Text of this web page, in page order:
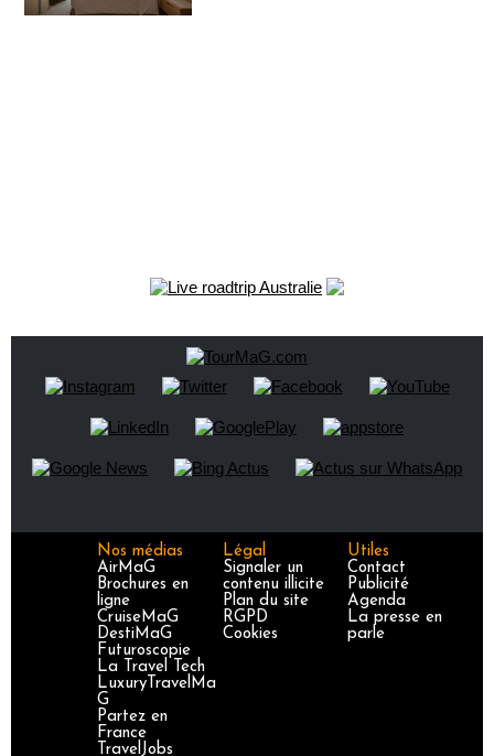
Nos médias
AirMaG
Brochures en
ligne
CruiseMaG
DestiMaG
Futuroscopie
La Travel Tech
LuxuryTravelMa
G
Partez en
France
TravelJobs
Légal
Signaler un
contenu illicite
Plan du site
RGPD
Cookies
Utiles
Contact
Publicité
Agenda
La presse en
parle